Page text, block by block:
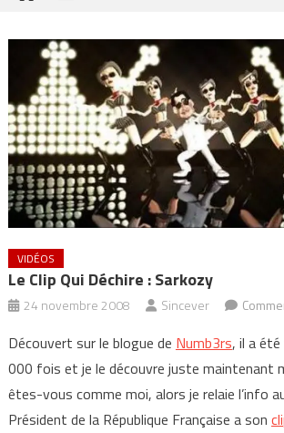
VIDÉOS
Le Clip Qui Déchire : Sarkozy
24 novembre 2008 Sincever
Découvert sur le blogue de Numb3rs, il a
000 fois et je le découvre juste maintenant
êtes-vous comme moi, alors je relaie l’info
Président de la République Française a son